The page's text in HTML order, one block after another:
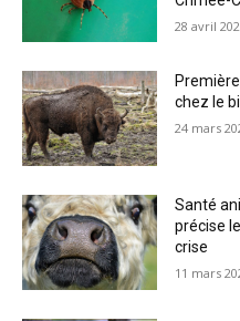
28 avril
chez le
24 mars
Santé
précise
crise
11 mars